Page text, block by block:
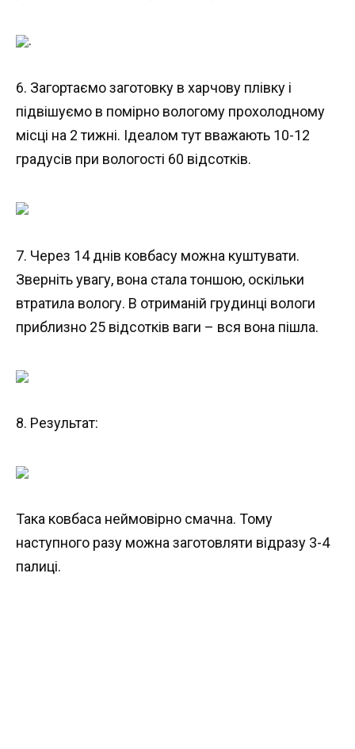
.
6. Загортаємо заготовку в харчову плівку і
підвішуємо в помірно вологому прохолодному
місці на 2 тижні. Ідеалом тут вважають 10-12
градусів при вологості 60 відсотків.
7. Через 14 днів ковбасу можна куштувати.
Зверніть увагу, вона стала тоншою, оскільки
втратила вологу. В отриманій грудинці вологи
приблизно 25 відсотків ваги – вся вона пішла.
8. Результат:
Така ковбаса неймовірно смачна. Тому
наступного разу можна заготовляти відразу 3-4
палиці.